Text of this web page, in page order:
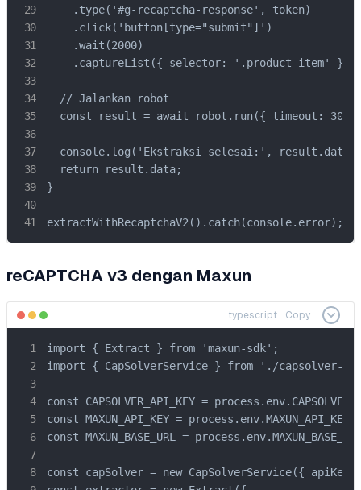
    .type('#g-recaptcha-response', token)
    .click('button[type="submit"]')
    .wait(2000)
    .captureList({ selector: '.product-item' });
  // Jalankan robot
const result = await robot.run({ timeout:
console.log('Ekstraksi selesai:',
  return result.data;
}
extractWithRecaptchaV2().catch(console.error);
reCAPTCHA v3 dengan Maxun
typescript Copy
import { Extract } from 'maxun-sdk';
import { CapSolverService } from './capsolver-
const CAPSOLVER_API_KEY =
const MAXUN_API_KEY =
const MAXUN_BASE_URL =
const capSolver = new CapSolverService({ apiKey: